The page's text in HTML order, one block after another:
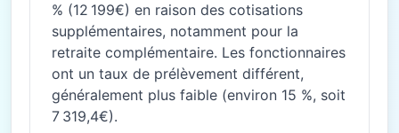
% (12 199€) en raison des cotisations
supplémentaires, notamment pour la
retraite complémentaire. Les fonctionnaires
ont un taux de prélèvement différent,
généralement plus faible (environ 15 %, soit
7 319,4€).